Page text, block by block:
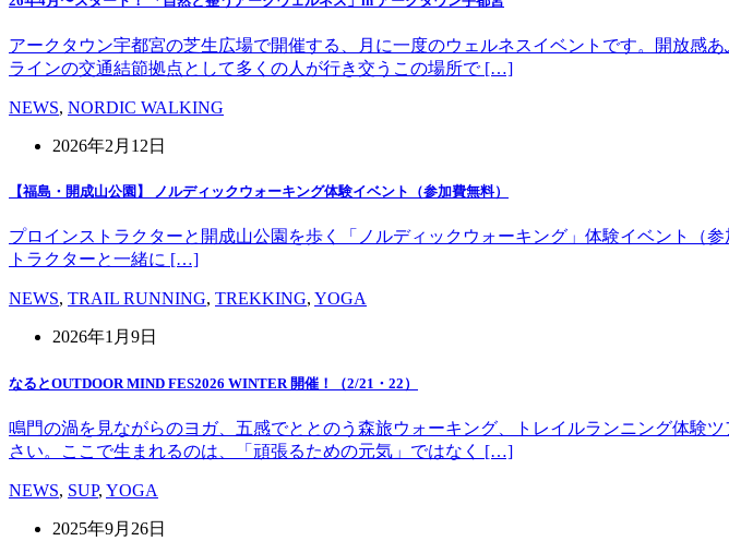
アークタウン宇都宮の芝生広場で開催する、月に一度のウェルネスイベントです。開放感
ラインの交通結節拠点として多くの人が行き交うこの場所で […]
NEWS, NORDIC WALKING
2026年2月12日
【福島・開成山公園】 ノルディックウォーキング体験イベント（参加費無料）
プロインストラクターと開成山公園を歩く「ノルディックウォーキング」体験イベント（
トラクターと一緒に […]
NEWS, TRAIL RUNNING, TREKKING, YOGA
2026年1月9日
なるとOUTDOOR MIND FES2026 WINTER 開催！（2/21・22）
鳴門の渦を見ながらのヨガ、五感でととのう森旅ウォーキング、トレイルランニング体験
さい。ここで生まれるのは、「頑張るための元気」ではなく […]
NEWS, SUP, YOGA
2025年9月26日